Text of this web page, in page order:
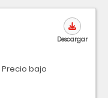
Precio bajo
Descargar